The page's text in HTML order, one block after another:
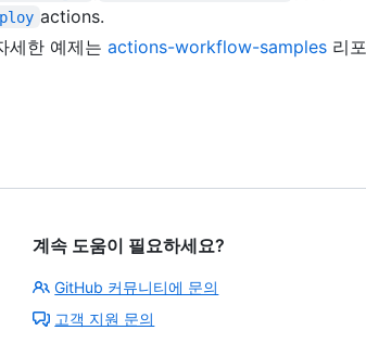
actions.
세한 예제는 actions-workflow-samples 리포
계속 도움이 필요하세요?
GitHub 커뮤니티에 문의
고객 지원 문의